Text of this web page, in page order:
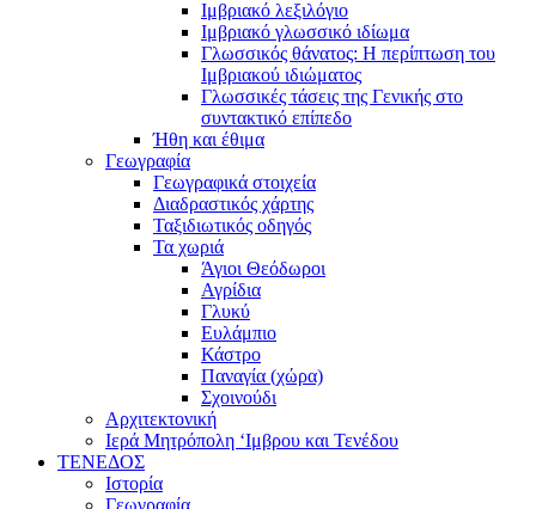
Ιμβριακό λεξιλόγιο
Ιμβριακό γλωσσικό ιδίωμα
Γλωσσικός θάνατος: Η περίπτωση του
Ιμβριακού ιδιώματος
Γλωσσικές τάσεις της Γενικής στο
συντακτικό επίπεδο
Ήθη και έθιμα
Γεωγραφία
Γεωγραφικά στοιχεία
Διαδραστικός χάρτης
Ταξιδιωτικός οδηγός
Τα χωριά
Άγιοι Θεόδωροι
Αγρίδια
Γλυκύ
Ευλάμπιο
Κάστρο
Παναγία (χώρα)
Σχοινούδι
Αρχιτεκτονική
Ιερά Μητρόπολη ‘Ιμβρου και Τενέδου
ΤΕΝΕΔΟΣ
Ιστορία
Γεωγραφία